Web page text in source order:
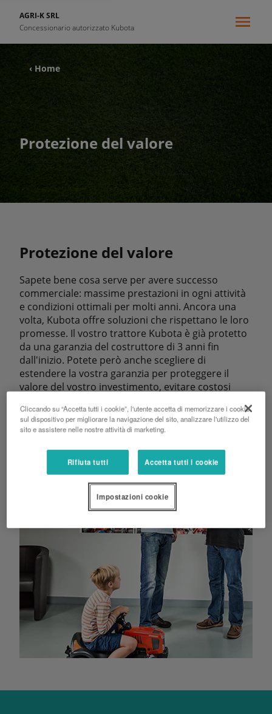
AGRI-K SRL
Concessionario autorizzato Kubota
‹ Home
Protezione del valore
Protezione del valore
Sapete bene cosa serve per avere successo
commerciale: massime prestazioni in ogni attività
e condizioni ottimali per molti anni. Ancora una
volta, Kubota offre soluzioni che rispettano le loro
promesse. Il vostro trattore Kubota è già protetto
da una garanzia del costruttore di 3 anni fin
dall'inizio. Potete però anche scegliere di
estendere la vostra garanzia per proteggere il
valore del vostro investimento, evitare costosi
lungo.
Cliccando su “Accetta tutti i cookie”, l'utente accetta di memorizzare i cookie
sul dispositivo per migliorare la navigazione del sito, analizzare l'utilizzo del
sito e assistere nelle nostre attività di marketing.
Rifiuta tutti Accetta tutti i cookie
Impostazioni cookie